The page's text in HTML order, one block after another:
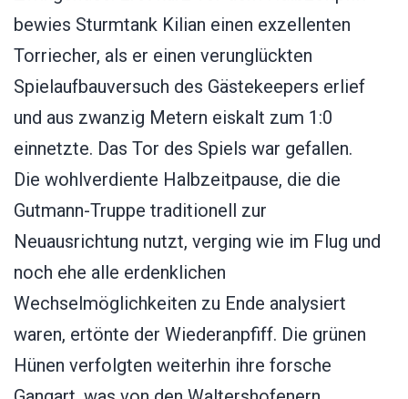
bewies Sturmtank Kilian einen exzellenten
Torriecher, als er einen verunglückten
Spielaufbauversuch des Gästekeepers erlief
und aus zwanzig Metern eiskalt zum 1:0
einnetzte. Das Tor des Spiels war gefallen.
Die wohlverdiente Halbzeitpause, die die
Gutmann-Truppe traditionell zur
Neuausrichtung nutzt, verging wie im Flug und
noch ehe alle erdenklichen
Wechselmöglichkeiten zu Ende analysiert
waren, ertönte der Wiederanpfiff. Die grünen
Hünen verfolgten weiterhin ihre forsche